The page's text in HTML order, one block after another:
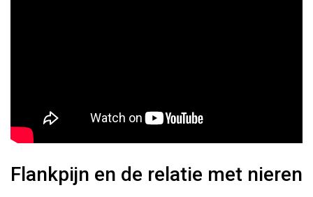
Flankpijn en de relatie met nieren